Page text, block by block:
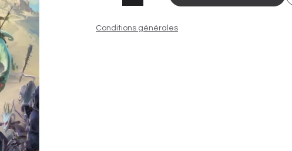
Conditions générales